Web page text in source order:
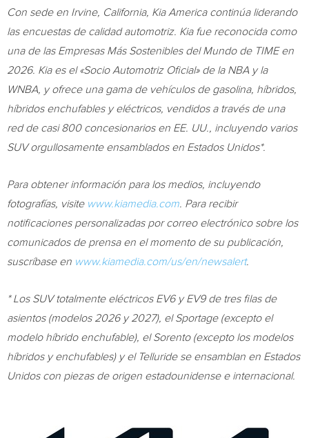
Con sede en Irvine, California, Kia America continúa liderando
las encuestas de calidad automotriz. Kia fue reconocida como
una de las Empresas Más Sostenibles del Mundo de TIME en
2026. Kia es el «Socio Automotriz Oficial» de la NBA y la
WNBA, y ofrece una gama de vehículos de gasolina, híbridos,
híbridos enchufables y eléctricos, vendidos a través de una
red de casi 800 concesionarios en EE. UU., incluyendo varios
SUV orgullosamente ensamblados en Estados Unidos*.
Para obtener información para los medios, incluyendo
fotografías, visite www.kiamedia.com Para recibir
notificaciones personalizadas por correo electrónico sobre los
comunicados de prensa en el momento de su publicación,
suscríbase en www.kiamedia.com/us/en/newsalert.
* Los SUV totalmente eléctricos EV6 y EV9 de tres filas de
asientos (modelos 2026 y 2027), el Sportage (excepto el
modelo híbrido enchufable), el Sorento (excepto los modelos
híbridos y enchufables) y el Telluride se ensamblan en Estados
Unidos con piezas de origen estadounidense e internacional.